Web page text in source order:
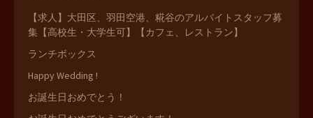
【求人】大田区、羽田空港、糀谷のアルバイトスタッフ募
集【高校生・大学生可】【カフェ、レストラン】
ランチボックス
Happy Wedding !
お誕生日おめでとう！